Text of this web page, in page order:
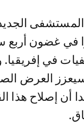
في غضون أربع
في إفريقيا.
سيعزز العرض
أن إصلاح هذا